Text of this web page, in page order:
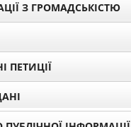
З ГРОМАДСЬКІСТЮ
ПЕТИЦІЇ